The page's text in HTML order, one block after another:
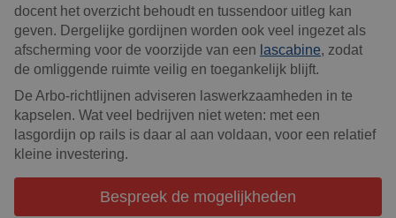
docent het overzicht behoudt en tussendoor uitleg kan
geven. Dergelijke gordijnen worden ook veel ingezet als
afscherming voor de voorzijde van een lascabine, zodat
de omliggende ruimte veilig en toegankelijk blijft.
De Arbo-richtlijnen adviseren laswerkzaamheden in te
kapselen. Wat veel bedrijven niet weten: met een
lasgordijn op rails is daar al aan voldaan, voor een relatief
kleine investering.
Bespreek de mogelijkheden